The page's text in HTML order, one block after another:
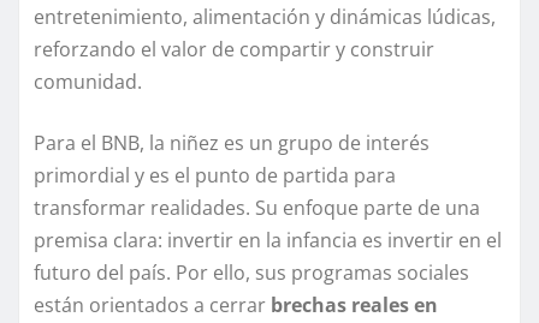
entretenimiento, alimentación y dinámicas lúdicas,
reforzando el valor de compartir y construir
comunidad.
Para el BNB, la niñez es un grupo de interés
primordial y es el punto de partida para
transformar realidades. Su enfoque parte de una
premisa clara: invertir en la infancia es invertir en el
futuro del país. Por ello, sus programas sociales
están orientados a cerrar brechas reales en